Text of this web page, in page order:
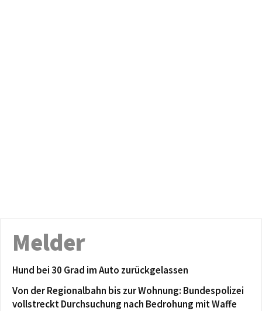
Melder
Hund bei 30 Grad im Auto zurückgelassen
Von der Regionalbahn bis zur Wohnung: Bundespolizei
vollstreckt Durchsuchung nach Bedrohung mit Waffe